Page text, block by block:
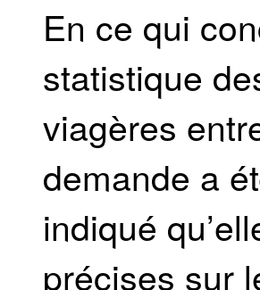
En ce qui
statistique
viagères
demande a
indiqué
précises sur